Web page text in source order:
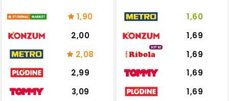
1,90
2,00
2,08
2,99
3,09
1,60
1,69
HPM
1,69
1,69
1,69